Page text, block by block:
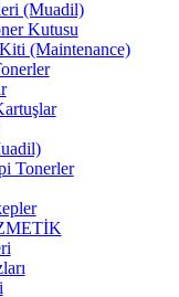
(Muadil)
Kutusu
(Maintenance)
Tonerler